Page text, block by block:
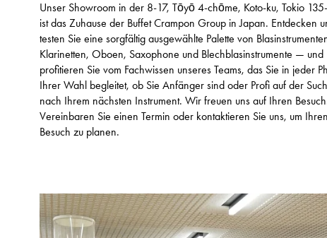
Unser Showroom in der 8-17, Tōyō 4-chōme, Koto-ku, Tokio
ist das Zuhause der Buffet Crampon Group in Japan. Entdecken
testen Sie eine sorgfältig ausgewählte Palette von
Klarinetten, Oboen, Saxophone und Blechblasinstrumente — und
profitieren Sie vom Fachwissen unseres Teams, das Sie in jeder
Ihrer Wahl begleitet, ob Sie Anfänger sind oder Profi auf der
nach Ihrem nächsten Instrument. Wir freuen uns auf Ihren
Vereinbaren Sie einen Termin oder kontaktieren Sie uns, um Ihren
Besuch zu planen.